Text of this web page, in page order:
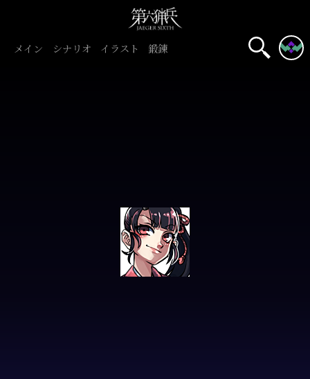
メイン シナリオ イラスト 鍛錬